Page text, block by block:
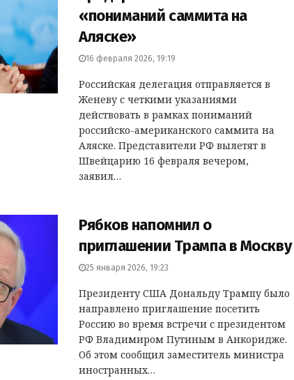
«пониманий саммита на
Аляске»
16 февраля 2026, 19:19
Российская делегация отправляется в
Женеву с четкими указаниями
действовать в рамках пониманий
российско-американского саммита на
Аляске. Представители РФ вылетят в
Швейцарию 16 февраля вечером,
заявил…
Рябков напомнил о
приглашении Трампа в Москву
25 января 2026, 19:23
Президенту США Дональду Трампу было
направлено приглашение посетить
Россию во время встречи с президентом
РФ Владимиром Путиным в Анкоридже.
Об этом сообщил заместитель министра
иностранных…